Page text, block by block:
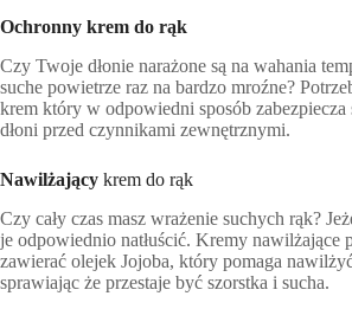
Ochronny krem do rąk
Czy Twoje dłonie narażone są na wahania
suche powietrze raz na bardzo mroźne?
krem który w odpowiedni sposób zabezpiecza
dłoni przed czynnikami zewnętrznymi.
Nawilżający krem do rąk
Czy cały czas masz wrażenie suchych rąk?
je odpowiednio natłuścić. Kremy nawilżające
zawierać olejek Jojoba, który pomaga
sprawiając że przestaje być szorstka i sucha.